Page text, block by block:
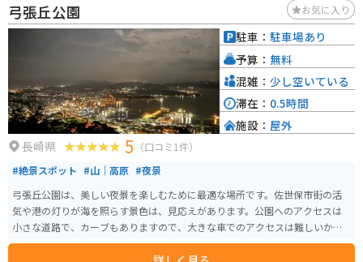
弓張丘公園 お気に入り
長崎県 5 （口コミ1件）
#絶景スポット #山｜高原 #夜景
弓張丘公園は、美しい夜景を楽しむために最適な場所です。佐世保市街の活
気や港の灯りが海を照らす景色は、見応えがあります。公園へのアクセスは
小さな道路で、カーブもありますので、大きな車でのアクセスは難しいかも
しれませんが、バイクで走る分には楽しいです。
駐車： 駐車場あり
予算： 無料
混雑： 少し空いている
滞在： 0.5時間
施設： 屋外